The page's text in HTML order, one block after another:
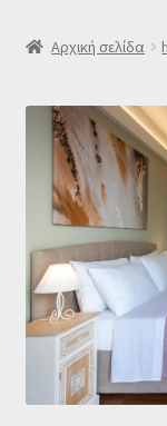
SLIDER
Subscription
Δελτίο νέων
Επιβεβαίωση
Επικοινωνία
Καλάθι
Κατάστημα
Αρχική σελίδα